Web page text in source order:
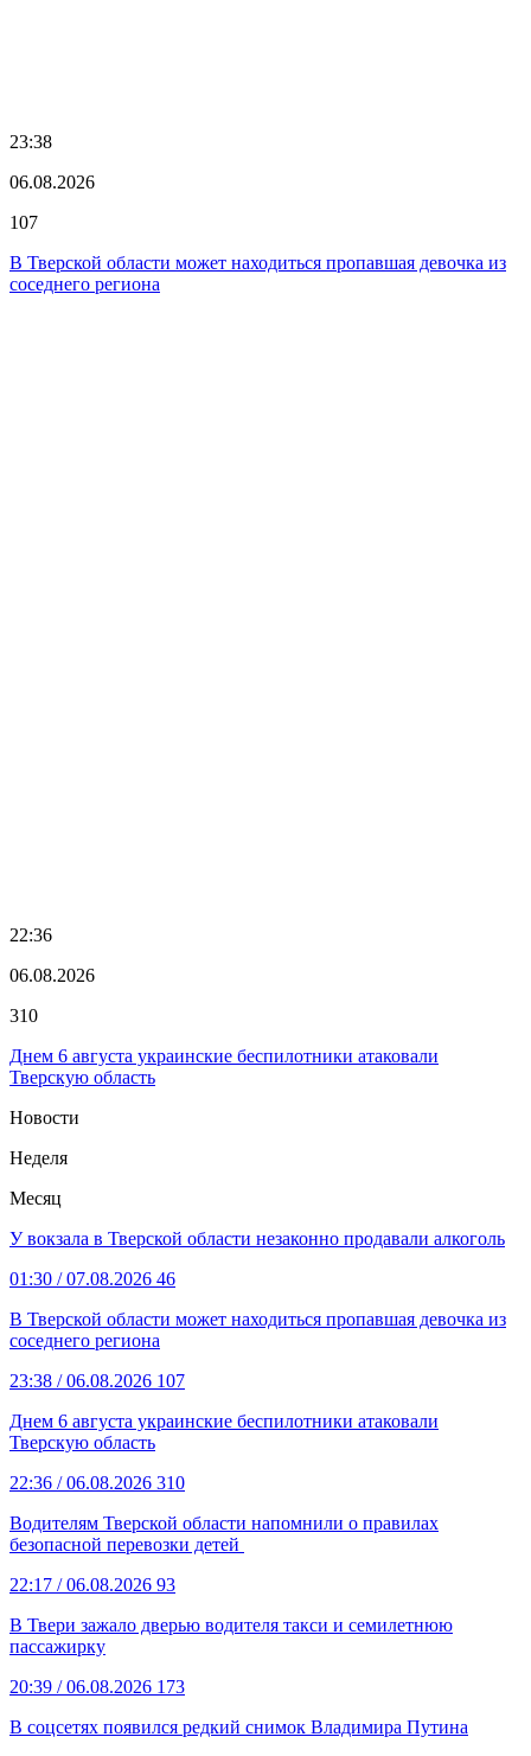
23:38
06.08.2026
107
В Тверской области может находиться пропавшая девочка из
соседнего региона
22:36
06.08.2026
310
Днем 6 августа украинские беспилотники атаковали
Тверскую область
Новости
Неделя
Месяц
У вокзала в Тверской области незаконно продавали алкоголь
01:30 / 07.08.2026 46
В Тверской области может находиться пропавшая девочка из
соседнего региона
23:38 / 06.08.2026 107
Днем 6 августа украинские беспилотники атаковали
Тверскую область
22:36 / 06.08.2026 310
Водителям Тверской области напомнили о правилах
безопасной перевозки детей
22:17 / 06.08.2026 93
В Твери зажало дверью водителя такси и семилетнюю
пассажирку
20:39 / 06.08.2026 173
В соцсетях появился редкий снимок Владимира Путина